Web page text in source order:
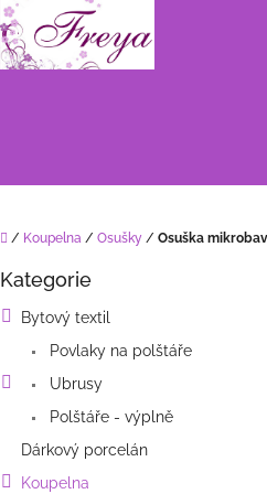
Domů
/ Koupelna / Osušky / Osuška
Přeskočit
Kategorie
Bytový textil
Povlaky na polštáře
Ubrusy
Polštáře - výplně
Dárkový porcelán
Koupelna